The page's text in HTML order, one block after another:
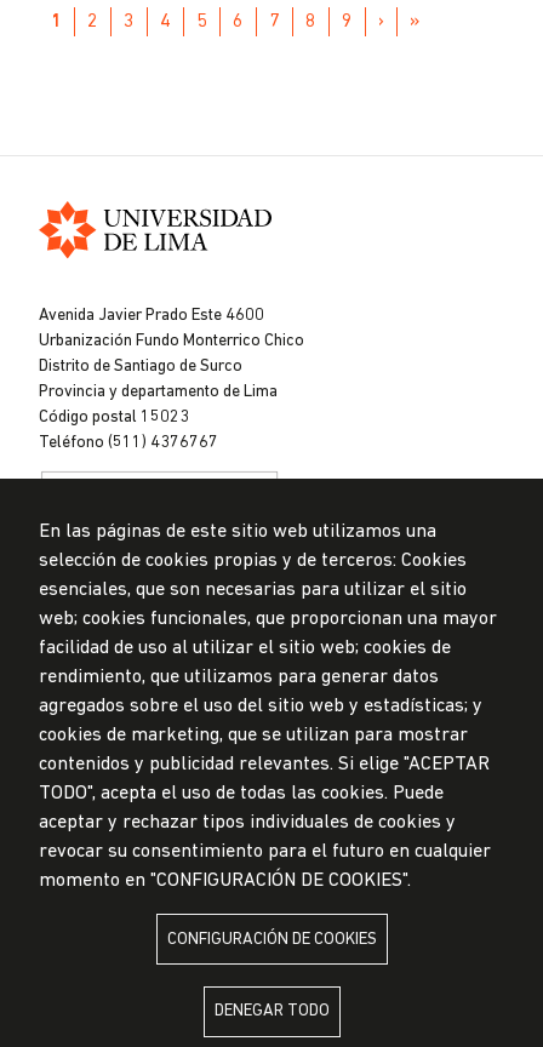
Pagination
1 2 3 4 5 6 7 8 9
NEXT
›
LAST
»
Lima
Avenida Javier Prado Este 4600
Urbanización Fundo Monterrico Chico
Distrito de Santiago de Surco
Provincia y departamento de Lima
Código postal 15023
Teléfono (511) 4376767
Privacidad de datos personales
Mesa de partes
© Universidad de Lima, 2024
Todos los derechos reservados
Diseñado porPartners
LA UNIVERSIDAD DE LIMA ES MIEMBRO DE
LA UNIVERSIDAD DE LIMA ESTÁ AFILIADA A
En las páginas de este sitio web utilizamos una
selección de cookies propias y de terceros: Cookies
esenciales, que son necesarias para utilizar el sitio
web; cookies funcionales, que proporcionan una mayor
facilidad de uso al utilizar el sitio web; cookies de
rendimiento, que utilizamos para generar datos
agregados sobre el uso del sitio web y estadísticas; y
cookies de marketing, que se utilizan para mostrar
contenidos y publicidad relevantes. Si elige "ACEPTAR
TODO", acepta el uso de todas las cookies. Puede
aceptar y rechazar tipos individuales de cookies y
revocar su consentimiento para el futuro en cualquier
momento en "CONFIGURACIÓN DE COOKIES".
CONFIGURACIÓN DE COOKIES
DENEGAR TODO